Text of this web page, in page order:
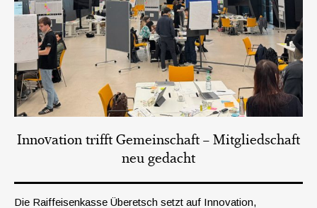
Innovation trifft Gemeinschaft – Mitgliedschaft
neu gedacht
Die Raiffeisenkasse Überetsch setzt auf Innovation,